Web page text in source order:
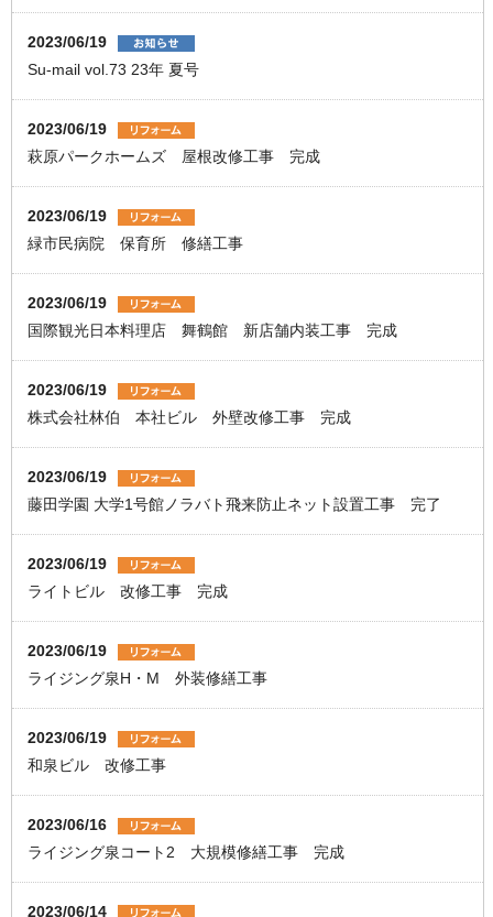
2023/06/19
Su-mail vol.73 23年 夏号
2023/06/19
萩原パークホームズ 屋根改修工事 完成
2023/06/19
緑市民病院 保育所 修繕工事
2023/06/19
国際観光日本料理店 舞鶴館 新店舗内装工事 完成
2023/06/19
株式会社林伯 本社ビル 外壁改修工事 完成
2023/06/19
藤田学園 大学1号館ノラバト飛来防止ネット設置工事 完了
2023/06/19
ライトビル 改修工事 完成
2023/06/19
ライジング泉H・M 外装修繕工事
2023/06/19
和泉ビル 改修工事
2023/06/16
ライジング泉コート2 大規模修繕工事 完成
2023/06/14